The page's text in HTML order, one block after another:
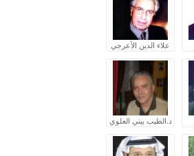
علاء الدين الأعرجي
د.الطيب بيتي العلوي